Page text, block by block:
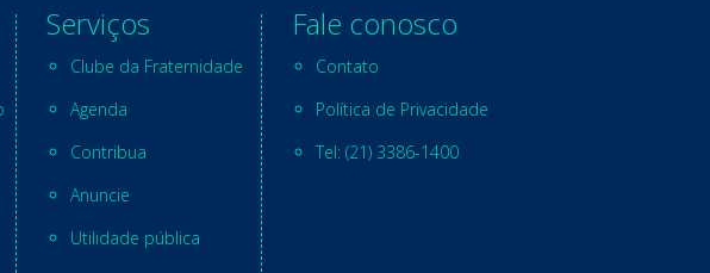
Serviços
Clube da Fraternidade
Agenda
Contribua
Anuncie
Utilidade pública
Fale conosco
Contato
Política de Privacidade
Tel: (21) 3386-1400